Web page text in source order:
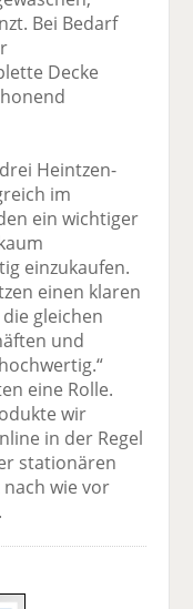
Bei Bedarf
Decke
Heintzen-
im
ein wichtiger
einzukaufen.
einen klaren
gleichen
und
eine Rolle.
wir
in der Regel
stationären
wie vor